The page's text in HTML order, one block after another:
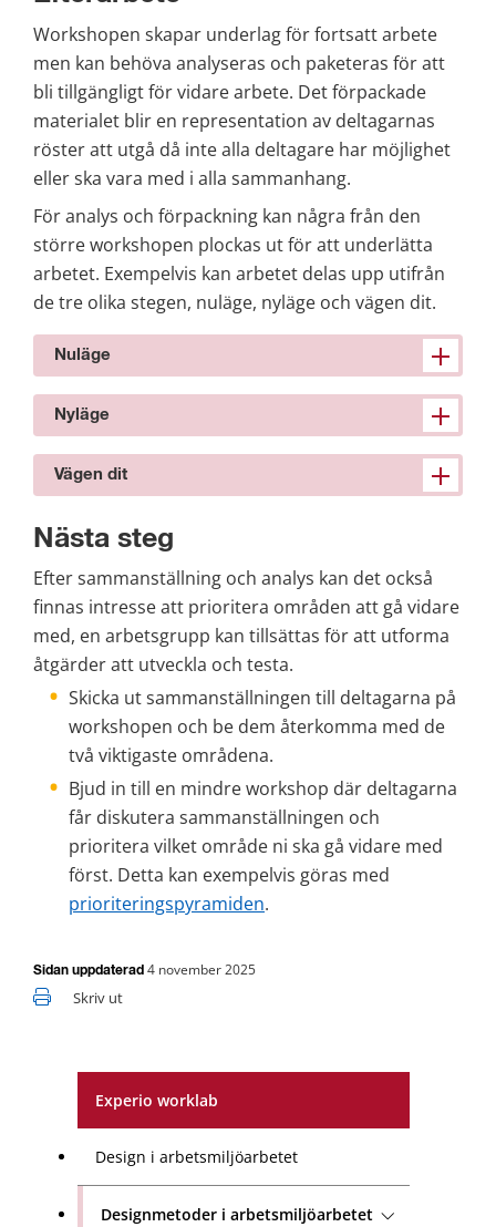
Experio worklab
Design i arbetsmiljöarbetet
Designmetoder i arbetsmiljöarbetet
Workshopen skapar underlag för fortsatt arbete
men kan behöva analyseras och paketeras för att
bli tillgängligt för vidare arbete. Det förpackade
materialet blir en representation av deltagarnas
röster att utgå då inte alla deltagare har möjlighet
eller ska vara med i alla sammanhang.
För analys och förpackning kan några från den
större workshopen plockas ut för att underlätta
arbetet. Exempelvis kan arbetet delas upp utifrån
de tre olika stegen, nuläge, nyläge och vägen dit.
Nuläge
Nyläge
Vägen dit
Nästa steg
Efter sammanställning och analys kan det också
finnas intresse att prioritera områden att gå vidare
med, en arbetsgrupp kan tillsättas för att utforma
åtgärder att utveckla och testa.
Skicka ut sammanställningen till deltagarna på
workshopen och be dem återkomma med de
två viktigaste områdena.
Bjud in till en mindre workshop där deltagarna
får diskutera sammanställningen och
prioritera vilket område ni ska gå vidare med
prioriteringspyramiden.
Sidan uppdaterad 4 november 2025
Skriv ut